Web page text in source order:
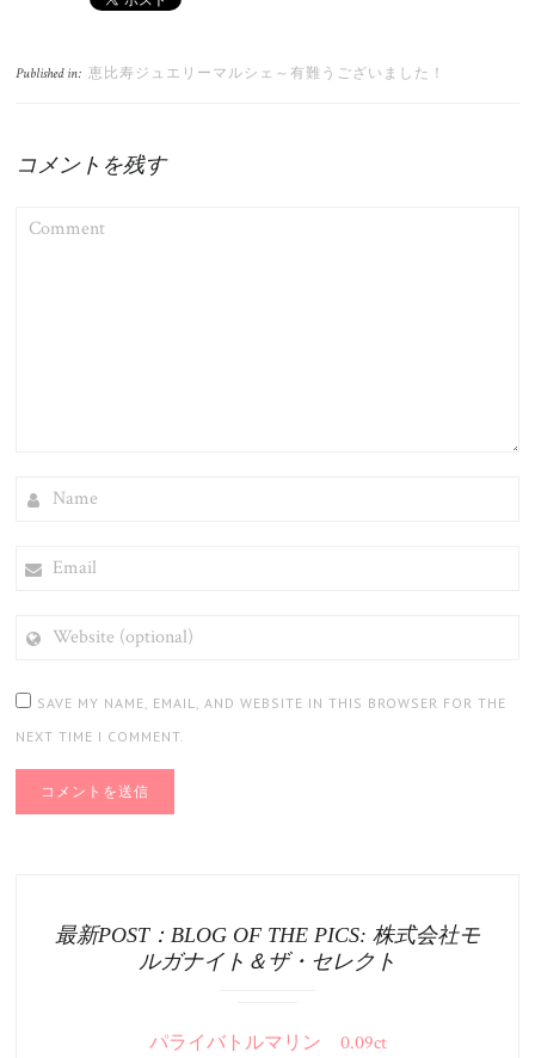
Published in: 恵比寿ジュエリーマルシェ～有難うございました！
コメントを残す
(OPTIONAL)
SAVE MY NAME, EMAIL, AND WEBSITE IN THIS BROWSER FOR THE
NEXT TIME I COMMENT.
最新POST：BLOG OF THE PICS: 株式会社モ
ルガナイト＆ザ・セレクト
パライバトルマリン 0.09ct